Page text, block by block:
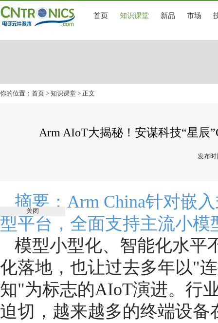
首页 知识课堂 新品 市场
你的位置： 首页 > 知识课堂 > 正文
Arm AIoT大揭秘！安谋科技“星辰
发布时
摘要： Arm China针对嵌
型平台，全面支持主流小模
模型小型化、智能化水平
化落地，也让过去多年以"
知"为标志的AIoT演进。行
迫切，越来越多的终端设
关闭